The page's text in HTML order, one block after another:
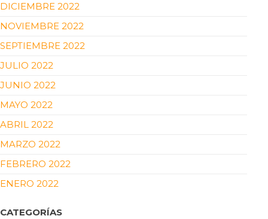
DICIEMBRE 2022
NOVIEMBRE 2022
SEPTIEMBRE 2022
JULIO 2022
JUNIO 2022
MAYO 2022
ABRIL 2022
MARZO 2022
FEBRERO 2022
ENERO 2022
CATEGORÍAS